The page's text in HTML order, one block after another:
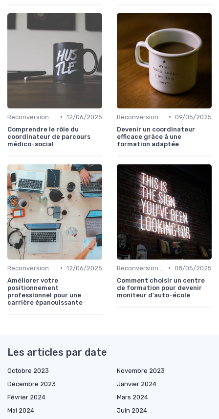
• 12/06/2025
Comprendre le rôle du
coordinateur de parcours
médico-social
• 09/05/2025
Devenir un coordinateur
efficace grâce à une
formation adaptée
• 12/06/2025
Améliorer votre
positionnement
professionnel pour une
carrière épanouissante
• 08/05/2025
Comment choisir un centre
de formation pour devenir
moniteur d'auto-école
Les articles par date
Octobre 2023
Novembre 2023
Décembre 2023
Janvier 2024
Février 2024
Mars 2024
Mai 2024
Juin 2024